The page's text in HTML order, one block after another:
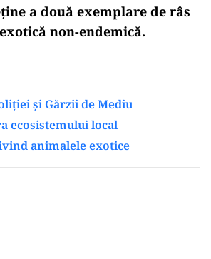
a două exemplare de râs
non-endemică.
și Gărzii de Mediu
ecosistemului local
animalele exotice